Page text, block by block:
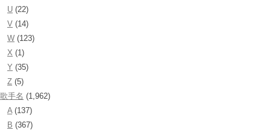
U (22)
V (14)
W (123)
X (1)
Y (35)
Z (5)
歌手名 (1,962)
A(137)
B (367)